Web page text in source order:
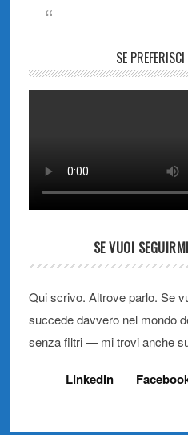
SE
SE VUOI
Qui scrivo. Altrove parlo. Se
succede davvero nel mondo
senza filtri — mi trovi anche
LinkedIn